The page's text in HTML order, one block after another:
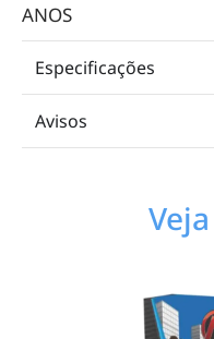
ANOS
Especificações
Avisos